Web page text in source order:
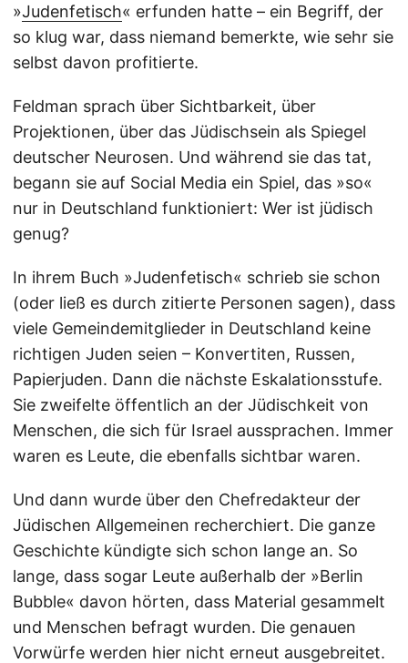
»Judenfetisch« erfunden hatte – ein Begriff, der
so klug war, dass niemand bemerkte, wie sehr sie
selbst davon profitierte.
Feldman sprach über Sichtbarkeit, über
Projektionen, über das Jüdischsein als Spiegel
deutscher Neurosen. Und während sie das tat,
begann sie auf Social Media ein Spiel, das »so«
nur in Deutschland funktioniert: Wer ist jüdisch
genug?
In ihrem Buch »Judenfetisch« schrieb sie schon
(oder ließ es durch zitierte Personen sagen), dass
viele Gemeindemitglieder in Deutschland keine
richtigen Juden seien – Konvertiten, Russen,
Papierjuden. Dann die nächste Eskalationsstufe.
Sie zweifelte öffentlich an der Jüdischkeit von
Menschen, die sich für Israel aussprachen. Immer
waren es Leute, die ebenfalls sichtbar waren.
Und dann wurde über den Chefredakteur der
Jüdischen Allgemeinen recherchiert. Die ganze
Geschichte kündigte sich schon lange an. So
lange, dass sogar Leute außerhalb der »Berlin
Bubble« davon hörten, dass Material gesammelt
und Menschen befragt wurden. Die genauen
Vorwürfe werden hier nicht erneut ausgebreitet.